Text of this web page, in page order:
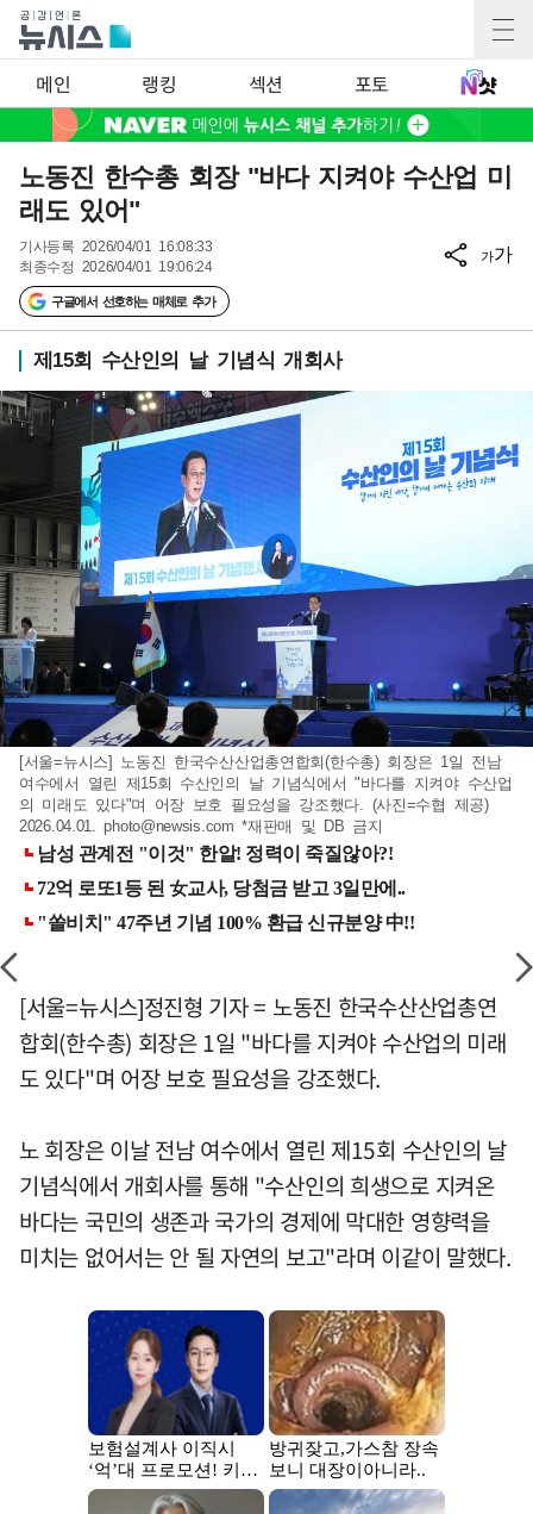
메인 랭킹 섹션 포토
노동진 한수총 회장 "바다 지켜야 수산업 미
래도 있어"
기사등록 2026/04/01 16:08:33
최종수정 2026/04/01 19:06:24
구글에서 선호하는 매체로 추가
가가
제15회 수산인의 날 기념식 개회사
[서울=뉴시스] 노동진 한국수산산업총연합회(한수총) 회장은 1일 전남
여수에서 열린 제15회 수산인의 날 기념식에서 "바다를 지켜야 수산업
의 미래도 있다"며 어장 보호 필요성을 강조했다. (사진=수협 제공)
2026.04.01.photo@newsis.com *재판매 및 DB 금지
[서울=뉴시스]정진형 기자 = 노동진 한국수산산업총연
합회(한수총) 회장은 1일 "바다를 지켜야 수산업의 미래
도 있다"며 어장 보호 필요성을 강조했다.
노 회장은 이날 전남 여수에서 열린 제15회 수산인의 날
기념식에서 개회사를 통해 "수산인의 희생으로 지켜온
바다는 국민의 생존과 국가의 경제에 막대한 영향력을
미치는 없어서는 안 될 자연의 보고"라며 이같이 말했다.